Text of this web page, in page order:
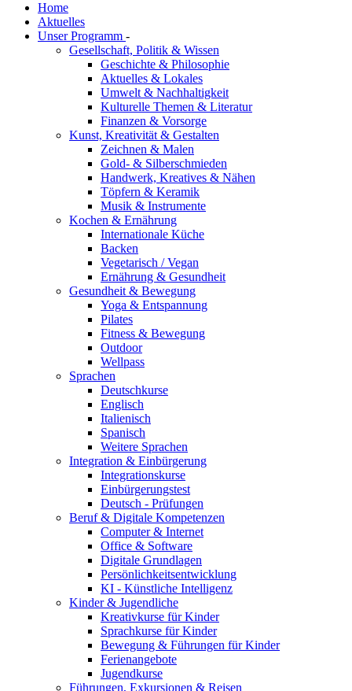
Home
Aktuelles
Unser Programm -
Gesellschaft, Politik & Wissen
Geschichte & Philosophie
Aktuelles & Lokales
Umwelt & Nachhaltigkeit
Kulturelle Themen & Literatur
Finanzen & Vorsorge
Kunst, Kreativität & Gestalten
Zeichnen & Malen
Gold- & Silberschmieden
Handwerk, Kreatives & Nähen
Töpfern & Keramik
Musik & Instrumente
Kochen & Ernährung
Internationale Küche
Backen
Vegetarisch / Vegan
Ernährung & Gesundheit
Gesundheit & Bewegung
Yoga & Entspannung
Pilates
Fitness & Bewegung
Outdoor
Wellpass
Sprachen
Deutschkurse
Englisch
Italienisch
Spanisch
Weitere Sprachen
Integration & Einbürgerung
Integrationskurse
Einbürgerungstest
Deutsch - Prüfungen
Beruf & Digitale Kompetenzen
Computer & Internet
Office & Software
Digitale Grundlagen
Persönlichkeitsentwicklung
KI - Künstliche Intelligenz
Kinder & Jugendliche
Kreativkurse für Kinder
Sprachkurse für Kinder
Bewegung & Führungen für Kinder
Ferienangebote
Jugendkurse
Führungen, Exkursionen & Reisen